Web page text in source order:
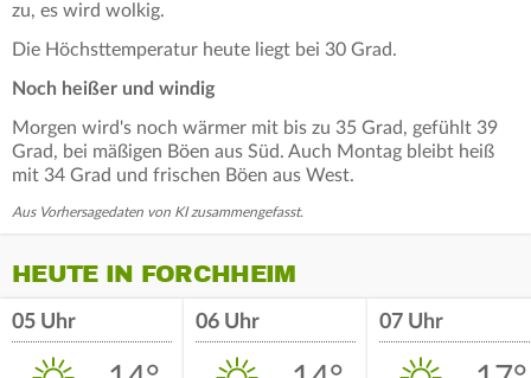
zu, es wird wolkig.
Die Höchsttemperatur heute liegt bei 30 Grad.
Noch heißer und windig
Morgen wird's noch wärmer mit bis zu 35 Grad, gefühlt 39
Grad, bei mäßigen Böen aus Süd. Auch Montag bleibt heiß
mit 34 Grad und frischen Böen aus West.
Aus Vorhersagedaten von KI zusammengefasst.
HEUTE IN FORCHHEIM
05 Uhr 06 Uhr 07 Uhr